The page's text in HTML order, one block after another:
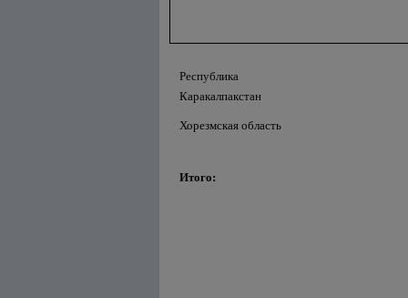
Республика
Каракалпакстан
Хорезмская область
Итого: